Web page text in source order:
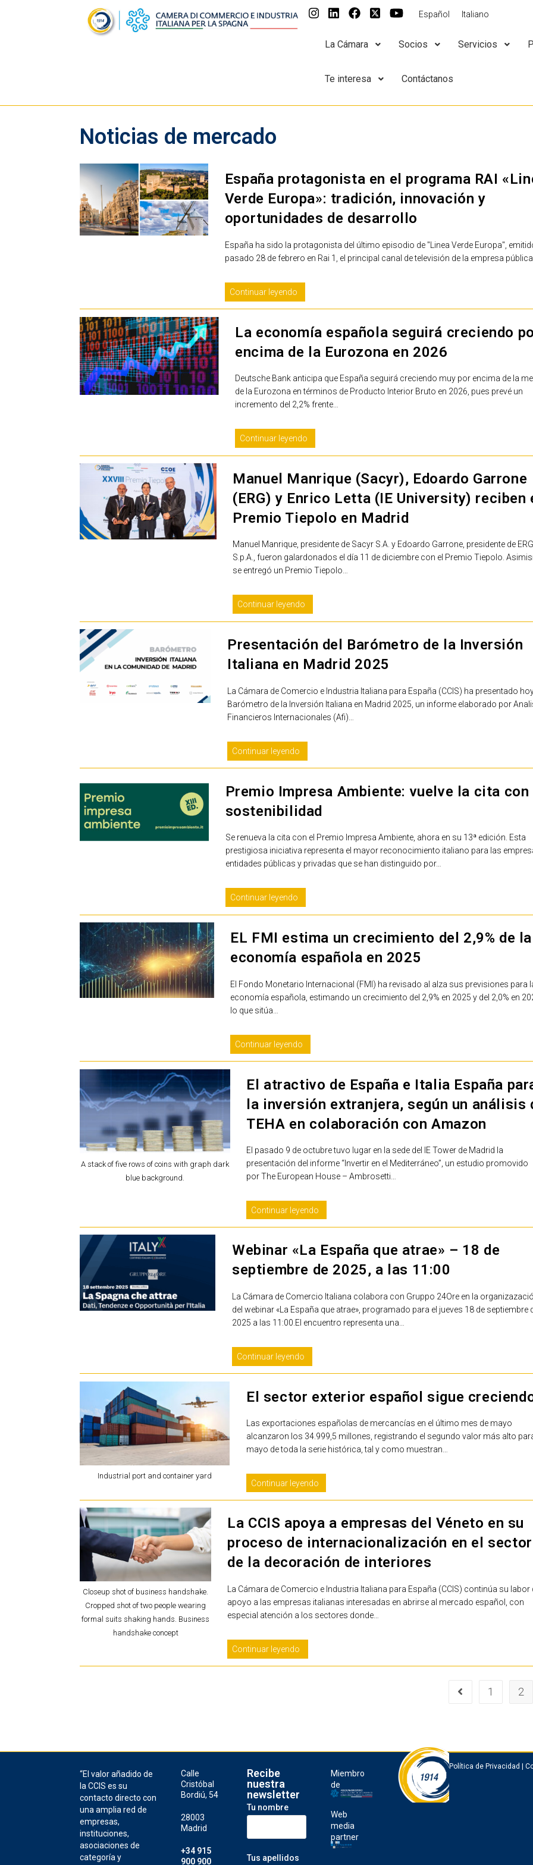
Español Italiano
La Cámara Socios Servicios
Te interesa Contáctanos
Noticias de mercado
España protagonista en el programa RAI
Verde Europa»: tradición, innovación y
oportunidades de desarrollo
España ha sido la protagonista del último episodio de "Linea Verde Europa",
pasado 28 de febrero en Rai 1, el principal canal de televisión de la empresa pública…
Continuar leyendo
La economía española seguirá creciendo
encima de la Eurozona en 2026
Deutsche Bank anticipa que España seguirá creciendo muy por encima de la
de la Eurozona en términos de Producto Interior Bruto en 2026, pues prevé un
incremento del 2,2% frente…
Continuar leyendo
Manuel Manrique (Sacyr), Edoardo Garrone
(ERG) y Enrico Letta (IE University) reciben
Premio Tiepolo en Madrid
Manuel Manrique, presidente de Sacyr S.A. y Edoardo Garrone, presidente de ERG
S.p.A., fueron galardonados el día 11 de diciembre con el Premio Tiepolo.
se entregó un Premio Tiepolo…
Continuar leyendo
Presentación del Barómetro de la Inversión
Italiana en Madrid 2025
La Cámara de Comercio e Industria Italiana para España (CCIS) ha presentado
Barómetro de la Inversión Italiana en Madrid 2025, un informe elaborado por
Financieros Internacionales (Afi)…
Continuar leyendo
Premio Impresa Ambiente: vuelve la cita con
sostenibilidad
Se renueva la cita con el Premio Impresa Ambiente, ahora en su 13ª edición. Esta
prestigiosa iniciativa representa el mayor reconocimiento italiano para las
entidades públicas y privadas que se han distinguido por…
Continuar leyendo
EL FMI estima un crecimiento del 2,9% de la
economía española en 2025
El Fondo Monetario Internacional (FMI) ha revisado al alza sus previsiones para
economía española, estimando un crecimiento del 2,9% en 2025 y del 2,0% en
lo que sitúa…
Continuar leyendo
A stack of five rows of coins with graph dark
blue background.
El atractivo de España e Italia España
la inversión extranjera, según un análisis
TEHA en colaboración con Amazon
El pasado 9 de octubre tuvo lugar en la sede del IE Tower de Madrid la
presentación del informe “Invertir en el Mediterráneo”, un estudio promovido
por The European House – Ambrosetti…
Continuar leyendo
Webinar «La España que atrae» – 18 de
septiembre de 2025, a las 11:00
La Cámara de Comercio Italiana colabora con Gruppo 24Ore en la
del webinar «La España que atrae», programado para el jueves 18 de septiembre
2025 a las 11:00.El encuentro representa una…
Continuar leyendo
Industrial port and container yard
El sector exterior español sigue
Las exportaciones españolas de mercancías en el último mes de mayo
alcanzaron los 34.999,5 millones, registrando el segundo valor más alto
mayo de toda la serie histórica, tal y como muestran…
Continuar leyendo
Closeup shot of business handshake.
Cropped shot of two people wearing
formal suits shaking hands. Business
handshake concept
La CCIS apoya a empresas del Véneto en su
proceso de internacionalización en el sector
de la decoración de interiores
La Cámara de Comercio e Industria Italiana para España (CCIS) continúa su labor
apoyo a las empresas italianas interesadas en abrirse al mercado español, con
especial atención a los sectores donde…
Continuar leyendo
1 2
“El valor añadido de
la CCIS es su
contacto directo con
una amplia red de
empresas,
instituciones,
asociaciones de
categoría y
Calle
Cristóbal
Bordiú, 54
28003
Madrid
+34 915
900 900
Recibe
nuestra
newsletter
Tu nombre
Tus apellidos
Miembro
de
Web
media
partner
Política de Privacidad |